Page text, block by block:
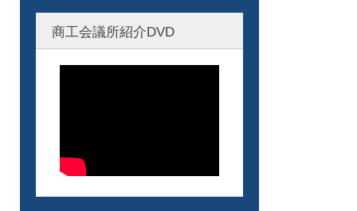
商工会議所紹介DVD